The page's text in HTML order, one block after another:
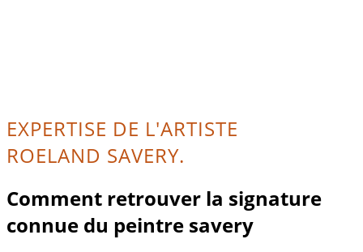
EXPERTISE DE L'ARTISTE
ROELAND SAVERY.
Comment retrouver la signature
connue du peintre savery